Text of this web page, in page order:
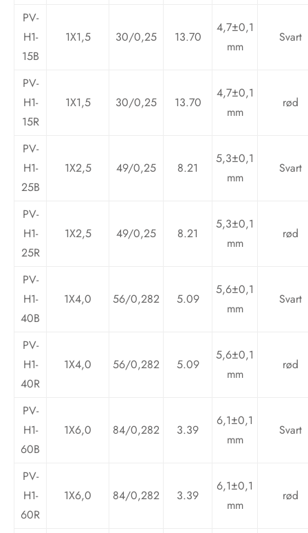
PV-
H1-
15B
1X1,5 30/0,25 13.70
4,7±0,1
mm
Svart
PV-
H1-
15R
1X1,5 30/0,25 13.70
4,7±0,1
mm
rød
PV-
H1-
25B
1X2,5 49/0,25 8.21
5,3±0,1
mm
Svart
PV-
H1-
25R
1X2,5 49/0,25 8.21
5,3±0,1
mm
rød
PV-
H1-
40B
1X4,0 56/0,282 5.09
5,6±0,1
mm
Svart
PV-
H1-
40R
1X4,0 56/0,282 5.09
5,6±0,1
mm
rød
PV-
H1-
60B
1X6,0 84/0,282 3.39
6,1±0,1
mm
Svart
PV-
H1-
60R
1X6,0 84/0,282 3.39
6,1±0,1
mm
rød